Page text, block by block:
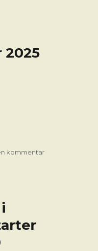
2025
kommentartil